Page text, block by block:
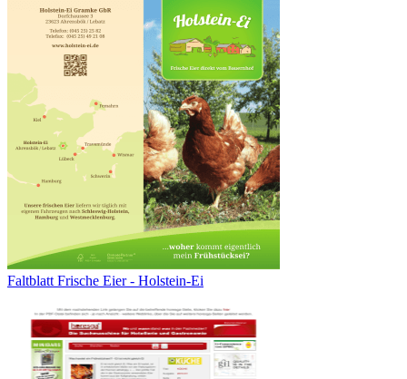
Faltblatt Frische Eier - Holstein-Ei